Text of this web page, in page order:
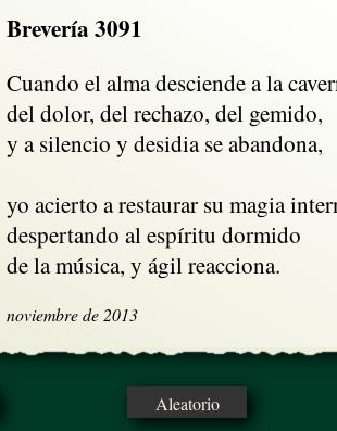
Brevería 3091
Cuando el alma desciende a la
del dolor, del rechazo, del gemido,
y a silencio y desidia se abandona,
yo acierto a restaurar su magia
despertando al espíritu dormido
de la música, y ágil reacciona.
noviembre de 2013
Aleatorio